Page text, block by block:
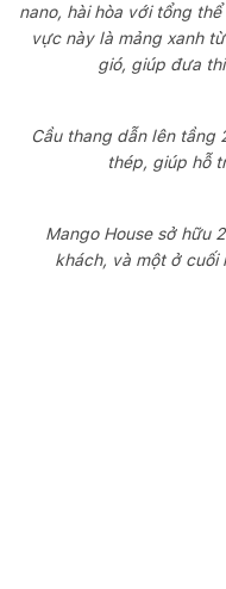
nano, hài hòa với tổng
vực này là mảng xanh
gió, giúp đưa
Cầu thang dẫn lên tầng
thép, giúp hỗ
Mango House sở hữu
khách, và một ở cuối